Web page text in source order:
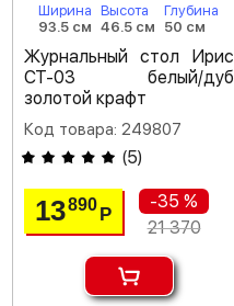
Ширина
93.5 см
Высота
46.5 см
Глубина
50 см
Журнальный стол Ирис
СТ-03 белый/дуб
золотой крафт
Код товара: 249807
(5)
13890Р
-35 %
21 370